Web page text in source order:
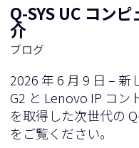
Q-SYS UC コン
介
ブログ
2026 年 6 月 9 日 –
G2 と Lenovo IP コン
を取得した次世代の
をご覧ください。